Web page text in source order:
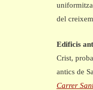
del
Edificis
Crist,
antics de
Carrer